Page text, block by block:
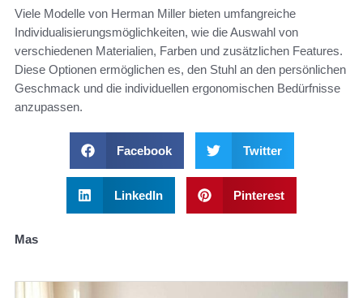
Viele Modelle von Herman Miller bieten umfangreiche
Individualisierungsmöglichkeiten, wie die Auswahl von
verschiedenen Materialien, Farben und zusätzlichen Features.
Diese Optionen ermöglichen es, den Stuhl an den persönlichen
Geschmack und die individuellen ergonomischen Bedürfnisse
anzupassen.
Facebook Twitter
LinkedIn Pinterest
Mas